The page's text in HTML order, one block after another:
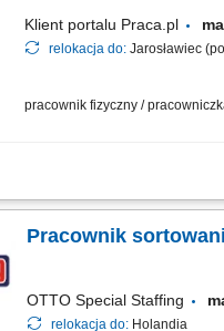
Klient portalu Praca.pl
relokacja do: Jarosławiec
pracownik fizyczny /
Utrzymywanie porządku i
Pracownik
OTTO Special Staffing
relokacja do: Holandia